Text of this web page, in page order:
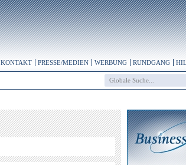
KONTAKT PRESSE/MEDIEN WERBUNG RUNDGANG